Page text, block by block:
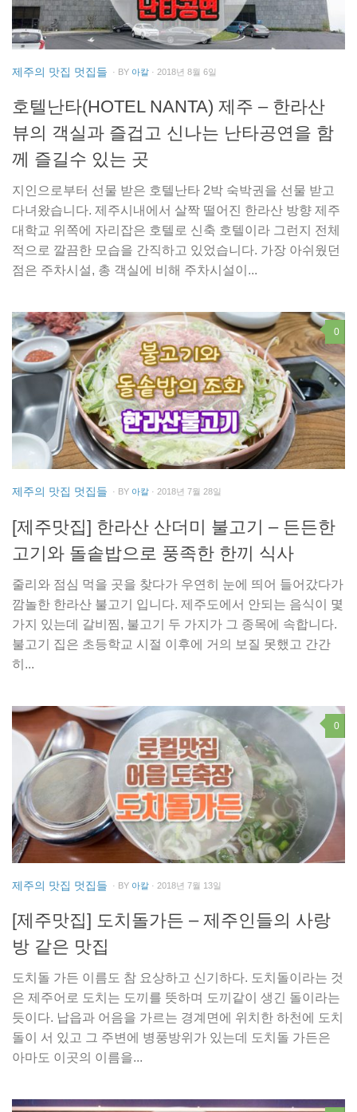
제주의 맛집 멋집들 · BY 아칼 · 2018년 8월 6일
호텔난타(HOTEL NANTA) 제주 – 한라산
뷰의 객실과 즐겁고 신나는 난타공연을 함
께 즐길수 있는 곳
지인으로부터 선물 받은 호텔난타 2박 숙박권을 선물 받고
다녀왔습니다. 제주시내에서 살짝 떨어진 한라산 방향 제주
대학교 위쪽에 자리잡은 호텔로 신축 호텔이라 그런지 전체
적으로 깔끔한 모습을 간직하고 있었습니다. 가장 아쉬웠던
점은 주차시설, 총 객실에 비해 주차시설이...
0
제주의 맛집 멋집들 · BY 아칼 · 2018년 7월 28일
[제주맛집] 한라산 산더미 불고기 – 든든한
고기와 돌솥밥으로 풍족한 한끼 식사
줄리와 점심 먹을 곳을 찾다가 우연히 눈에 띄어 들어갔다가
깜놀한 한라산 불고기 입니다. 제주도에서 안되는 음식이 몇
가지 있는데 갈비찜, 불고기 두 가지가 그 종목에 속합니다.
불고기 집은 초등학교 시절 이후에 거의 보질 못했고 간간
히...
0
제주의 맛집 멋집들 · BY 아칼 · 2018년 7월 13일
[제주맛집] 도치돌가든 – 제주인들의 사랑
방 같은 맛집
도치돌 가든 이름도 참 요상하고 신기하다. 도치돌이라는 것
은 제주어로 도치는 도끼를 뜻하며 도끼같이 생긴 돌이라는
듯이다. 납읍과 어음을 가르는 경계면에 위치한 하천에 도치
돌이 서 있고 그 주변에 병풍방위가 있는데 도치돌 가든은
아마도 이곳의 이름을...